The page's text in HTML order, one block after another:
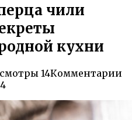
чили
кухни
14Комментарии